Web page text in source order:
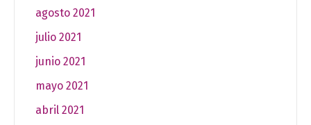
agosto 2021
julio 2021
junio 2021
mayo 2021
abril 2021